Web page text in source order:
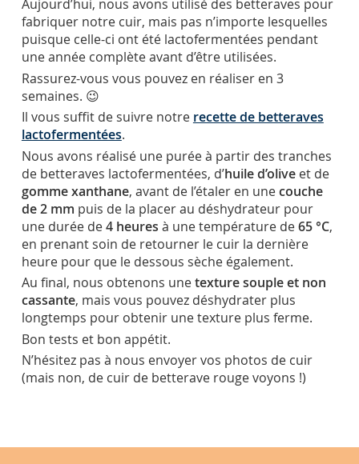
Aujourd’hui, nous avons utilisé des betteraves pour
fabriquer notre cuir, mais pas n’importe lesquelles
puisque celle-ci ont été lactofermentées pendant
une année complète avant d’être utilisées.
Rassurez-vous vous pouvez en réaliser en 3
semaines. 😉
Il vous suffit de suivre notre recette de betteraves
lactofermentées.
Nous avons réalisé une purée à partir des tranches
de betteraves lactofermentées, d’huile d’oliveet de
gomme xanthane, avant de l’étaler en unecouche
de 2 mm puis de la placer au déshydrateur pour
une durée de4 heures à une température de65 °C,
en prenant soin de retourner le cuir la dernière
heure pour que le dessous sèche également.
Au final, nous obtenons unetexture souple et non
cassante, mais vous pouvez déshydrater plus
longtemps pour obtenir une texture plus ferme.
Bon tests et bon appétit.
N’hésitez pas à nous envoyer vos photos de cuir
(mais non, de cuir de betterave rouge voyons !)